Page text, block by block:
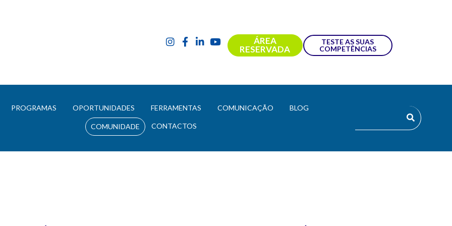
ÁREA
RESERVADA
TESTE AS SUAS
COMPETÊNCIAS
PROGRAMAS OPORTUNIDADES FERRAMENTAS COMUNICAÇÃO BLOG
COMUNIDADE CONTACTOS